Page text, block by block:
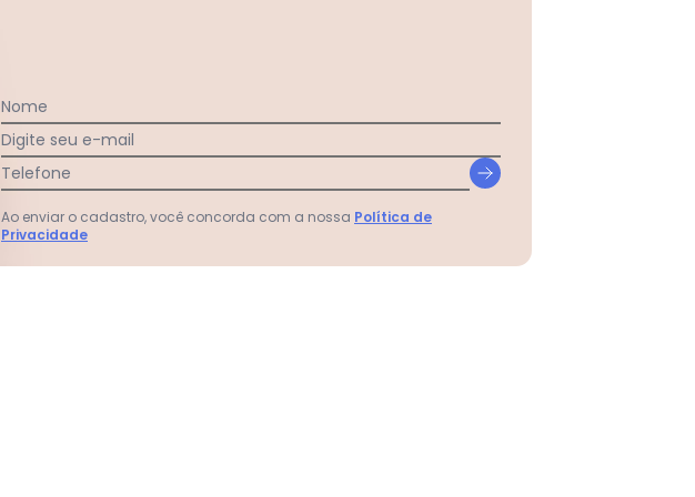
Nome
Digite seu e-mail
Telefone
Ao enviar o cadastro, você concorda com a nossa Política de
Privacidade